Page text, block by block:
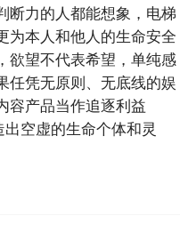
断力的人都能想象，电梯
为本人和他人的生命安全
欲望不代表希望，单纯感
任凭无原则、无底线的娱
容产品当作追逐利益
空虚的生命个体和灵